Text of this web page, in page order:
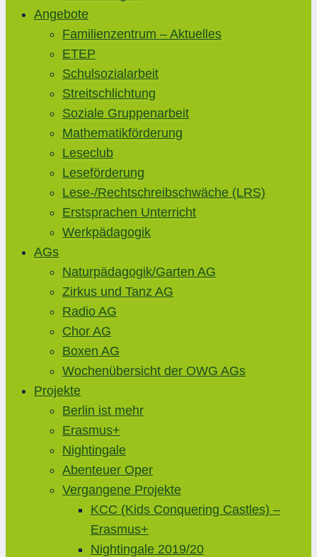
Angebote
Familienzentrum – Aktuelles
ETEP
Schulsozialarbeit
Streitschlichtung
Soziale Gruppenarbeit
Mathematikförderung
Leseclub
Leseförderung
Lese-/Rechtschreibschwäche (LRS)
Erstsprachen Unterricht
Werkpädagogik
AGs
Naturpädagogik/Garten AG
Zirkus und Tanz AG
Radio AG
Chor AG
Boxen AG
Wochenübersicht der OWG AGs
Projekte
Berlin ist mehr
Erasmus+
Nightingale
Abenteuer Oper
Vergangene Projekte
KCC (Kids Conquering Castles) –
Erasmus+
Nightingale 2019/20